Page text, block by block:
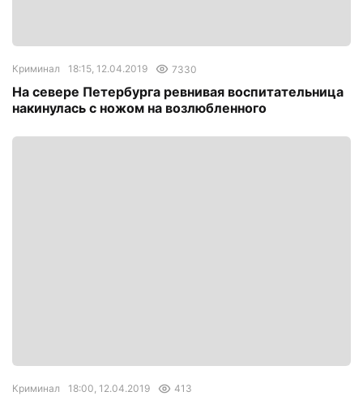
Криминал 18:15, 12.04.2019 7330
На севере Петербурга ревнивая воспитательница
накинулась с ножом на возлюбленного
Криминал 18:00, 12.04.2019 413